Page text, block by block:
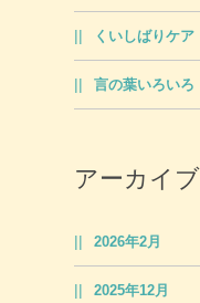
くいしばりケア
言の葉いろいろ
アーカイブ
2026年2月
2025年12月